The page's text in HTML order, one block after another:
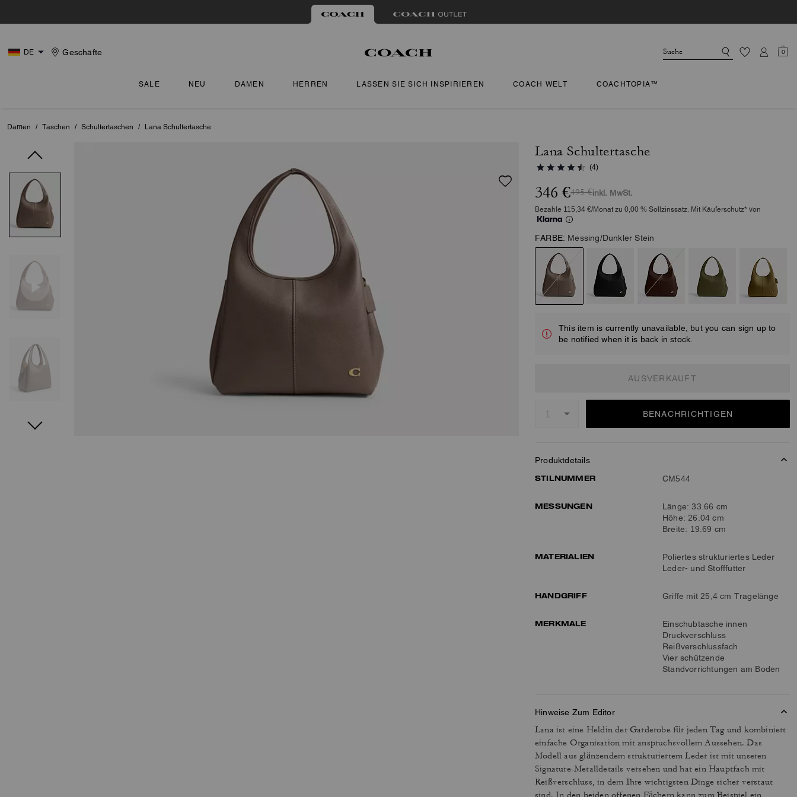
DE Geschäfte 0
SALE NEU DAMEN HERREN LASSEN SIE SICH INSPIRIEREN COACH WELT COACHTOPIA™
Damen / Taschen / Schultertaschen / Lana Schultertasche
Lana Schultertasche
(4)
346 €495 €inkl. MwSt.
Bezahle 115,34 €/Monat zu 0,00 % Sollzinssatz. Mit Käuferschutz* von
FARBE: Messing/Dunkler Stein
This item is currently unavailable, but you can sign up to
be notified when it is back in stock.
AUSVERKAUFT
BENACHRICHTIGEN
Produktdetails
STILNUMMER
CM544
MESSUNGEN
Länge: 33.66 cm
Höhe: 26.04 cm
Breite: 19.69 cm
MATERIALIEN
Poliertes strukturiertes Leder
Leder- und Stofffutter
HANDGRIFF Griffe mit 25,4 cm Tragelänge
MERKMALE
Einschubtasche innen
Druckverschluss
Reißverschlussfach
Vier schützende
Standvorrichtungen am Boden
Hinweise Zum Editor
Lana ist eine Heldin der Garderobe für jeden Tag und kombiniert
einfache Organisation mit anspruchsvollem Aussehen. Das
Modell aus glänzendem strukturiertem Leder ist mit unseren
Signature-Metalldetails versehen und hat ein Hauptfach mit
Reißverschluss, in dem Ihre wichtigsten Dinge sicher verstaut